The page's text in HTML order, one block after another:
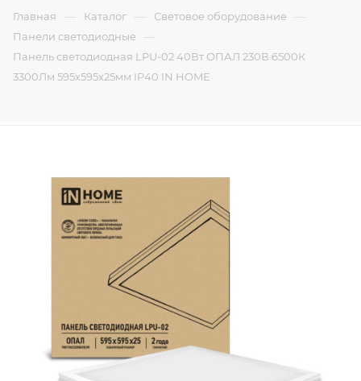
Главная — Каталог — Световое оборудование —
Панели светодиодные —
Панель светодиодная LPU-02 40Вт ОПАЛ 230В 6500К
3300Лм 595х595х25мм IP40 IN HOME